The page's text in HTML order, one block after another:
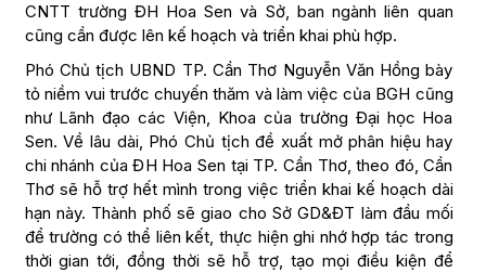
CNTT trường ĐH Hoa Sen và Sở, ban ngành liên quan
cũng cần được lên kế hoạch và triển khai phù hợp.
Phó Chủ tịch UBND TP. Cần Thơ Nguyễn Văn Hồng bày
tỏ niềm vui trước chuyến thăm và làm việc của BGH cũng
như Lãnh đạo các Viện, Khoa của trường Đại học Hoa
Sen. Về lâu dài, Phó Chủ tịch đề xuất mở phân hiệu hay
chi nhánh của ĐH Hoa Sen tại TP. Cần Thơ, theo đó, Cần
Thơ sẽ hỗ trợ hết mình trong việc triển khai kế hoạch dài
hạn này. Thành phố sẽ giao cho Sở GD&ĐT làm đầu mối
để trường có thể liên kết, thực hiện ghi nhớ hợp tác trong
thời gian tới, đồng thời sẽ hỗ trợ, tạo mọi điều kiện để